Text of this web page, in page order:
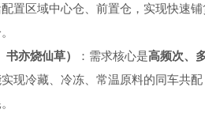
置区域中心仓、前置仓，实现快速
亦烧仙草）
：需求核心是高频次、
现冷藏、冷冻、常温原料的同车共